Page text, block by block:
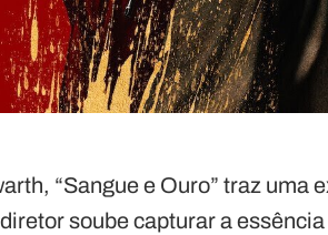
“Sangue e Ouro” traz uma
soube capturar a